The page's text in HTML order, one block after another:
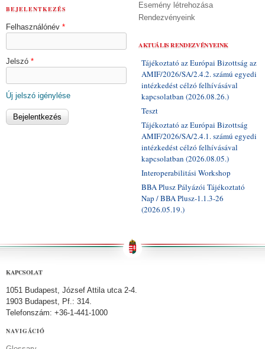
BEJELENTKEZÉS
Felhasználónév *
Jelszó *
Új jelszó igénylése
Esemény létrehozása
Rendezvényeink
AKTUÁLIS RENDEZVÉNYEINK
Tájékoztató az Európai Bizottság az
AMIF/2026/SA/2.4.2. számú egyedi
intézkedést célzó felhívásával
kapcsolatban (2026.08.26.)
Teszt
Tájékoztató az Európai Bizottság
AMIF/2026/SA/2.4.1. számú egyedi
intézkedést célzó felhívásával
kapcsolatban (2026.08.05.)
Interoperabilitási Workshop
BBA Plusz Pályázói Tájékoztató
Nap / BBA Plusz-1.1.3-26
(2026.05.19.)
KAPCSOLAT
1051 Budapest, József Attila utca 2-4.
1903 Budapest, Pf.: 314.
Telefonszám: +36-1-441-1000
NAVIGÁCIÓ